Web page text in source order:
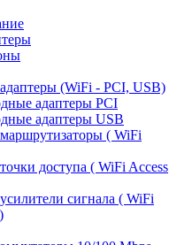
(WiFi - PCI, USB)
адаптеры PCI
адаптеры USB
( WiFi
доступа ( WiFi Access
сигнала ( WiFi